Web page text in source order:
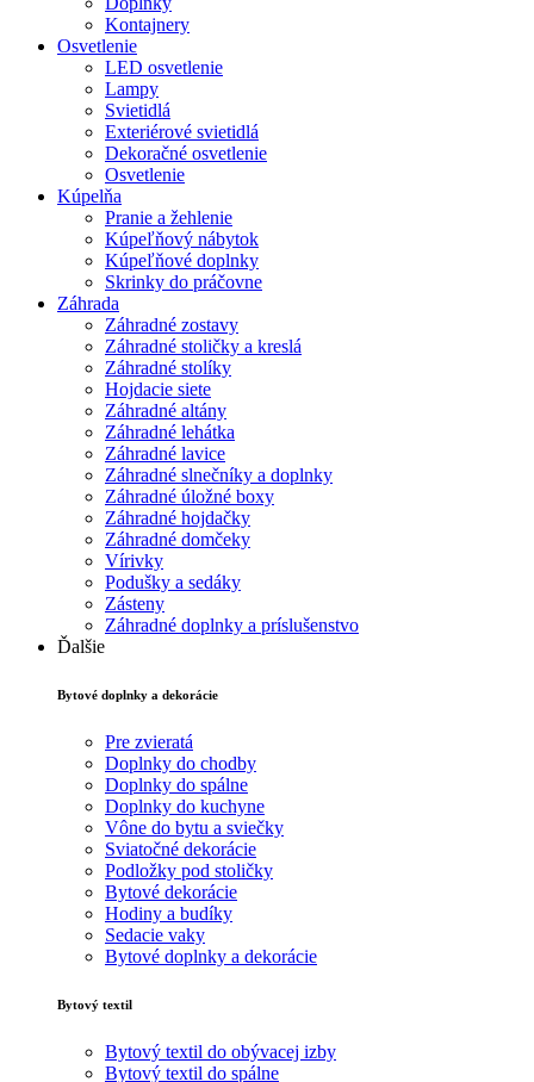
Kontajnery
Osvetlenie
LED osvetlenie
Lampy
Svietidlá
Exteriérové svietidlá
Dekoračné osvetlenie
Osvetlenie
Kúpelňa
Pranie a žehlenie
Kúpeľňový nábytok
Kúpeľňové doplnky
Skrinky do práčovne
Záhrada
Záhradné zostavy
Záhradné stoličky a kreslá
Záhradné stolíky
Hojdacie siete
Záhradné altány
Záhradné lehátka
Záhradné lavice
Záhradné slnečníky a doplnky
Záhradné úložné boxy
Záhradné hojdačky
Záhradné domčeky
Vírivky
Podušky a sedáky
Zásteny
Záhradné doplnky a príslušenstvo
Ďalšie
Bytové doplnky a dekorácie
Pre zvieratá
Doplnky do chodby
Doplnky do spálne
Doplnky do kuchyne
Vône do bytu a sviečky
Sviatočné dekorácie
Podložky pod stoličky
Bytové dekorácie
Hodiny a budíky
Sedacie vaky
Bytové doplnky a dekorácie
Bytový textil
Bytový textil do obývacej izby
Bytový textil do spálne